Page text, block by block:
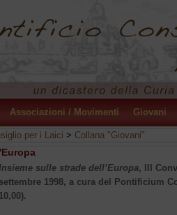
Associazioni / Movimenti Giovani
per i Laici > Collana "Giovani"
sulle strade dell’Europa, III
settembre 1998, a cura del Pontificium
10,00).